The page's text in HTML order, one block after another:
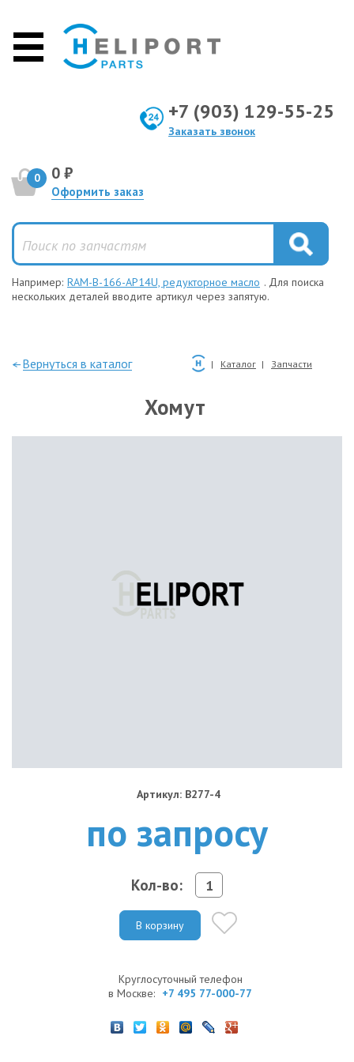
+7 (903) 129-55-25
Заказать звонок
0 0 ₽
Оформить заказ
Например: RAM-B-166-AP14U, редукторное масло . Для поиска
нескольких деталей вводите артикул через запятую.
—Вернуться в каталог Каталог Запчасти
Хомут
Артикул: B277-4
по запросу
Кол-во:
В корзину
Круглосуточный телефон
в Москве: +7 495 77-000-77